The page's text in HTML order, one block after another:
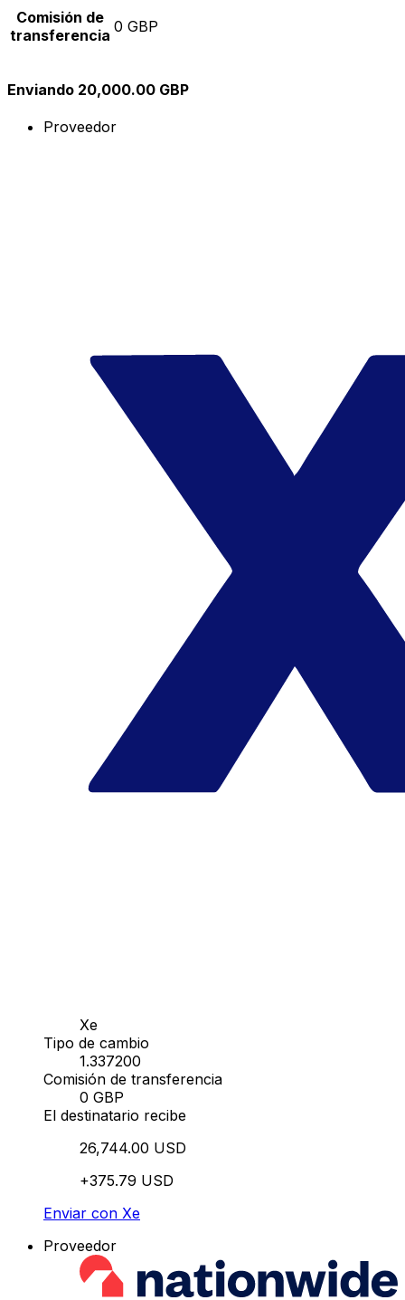
Comisión de
transferencia 0 GBP
Enviando 20,000.00 GBP
Proveedor
Xe
Tipo de cambio
1.337200
Comisión de transferencia
0 GBP
El destinatario recibe
26,744.00 USD
+375.79 USD
Enviar con Xe
Proveedor